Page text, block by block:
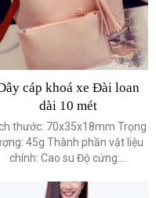
cáp khoá xe Đài loan
dài 10 mét
thước: 70x35x18mm Trọng
45g Thành phần vật liệu
chính: Cao su Độ cứng:...